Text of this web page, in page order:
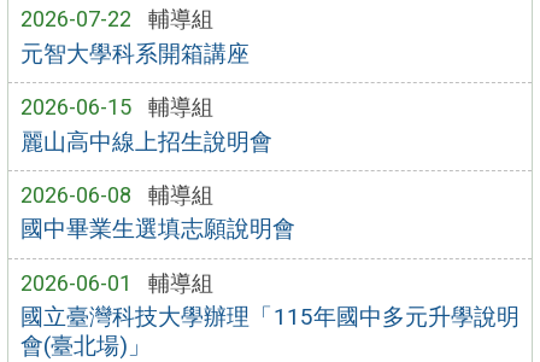
2026-07-22 輔導組
元智大學科系開箱講座
2026-06-15 輔導組
麗山高中線上招生說明會
2026-06-08 輔導組
國中畢業生選填志願說明會
2026-06-01 輔導組
國立臺灣科技大學辦理「115年國中多元升學說明
會(臺北場)」